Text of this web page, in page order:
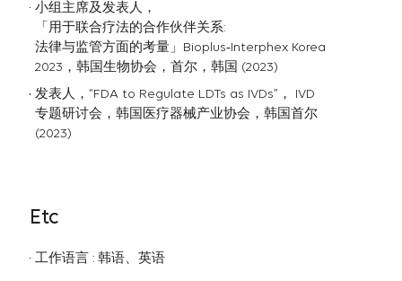
小组主席及发表人，
「用于联合疗法的合作伙伴关系:
法律与监管方面的考量」Bioplus‐Interphex Korea
2023，韩国生物协会，首尔，韩国 (2023)
发表人，“FDA to Regulate LDTs as IVDs”， IVD
专题研讨会，韩国医疗器械产业协会，韩国首尔
(2023)
Etc
工作语言 : 韩语、英语